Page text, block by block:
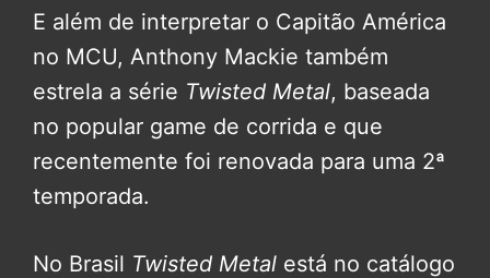
E além de interpretar o Capitão América
no MCU, Anthony Mackie também
estrela a série Twisted Metal, baseada
no popular game de corrida e que
recentemente foi renovada para uma 2ª
temporada.
No Brasil Twisted Metal está no catálogo